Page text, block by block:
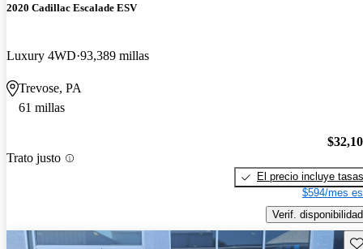
2020 Cadillac Escalade ESV
Luxury 4WD 93,389 millas
Trevose, PA
61 millas
Trato justo
El precio incluye tasas
$594/mes
Verif. disponibilidad